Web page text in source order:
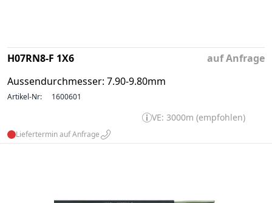
H07RN8-F 1X6
Aussendurchmesser: 7.90-9.80mm
auf Anfrage
Artikel-Nr: 1600601
VE: 3000m (empfohlen)
Liefertermin auf Anfrage